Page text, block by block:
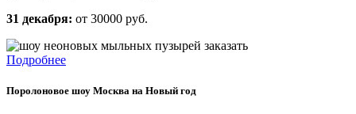
31 декабря: от 30000 руб.
Подробнее
Поролоновое шоу Москва на Новый год